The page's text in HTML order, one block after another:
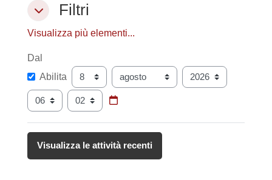
Filtri
Filtri
Visualizza più elementi...
Dal
Dal
Abilita Giorno Mese Anno
Ora Minuto